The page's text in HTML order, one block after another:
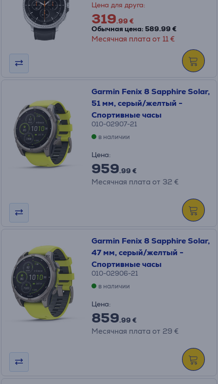
Цена для друга:
319.99 €
Обычная цена: 589.99 €
Месячная плата от 11 €
Garmin Fenix 8 Sapphire Solar,
51 мм, серый/желтый -
Спортивные часы
010-02907-21
в наличии
Цена:
959.99 €
Месячная плата от 32 €
Garmin Fenix 8 Sapphire Solar,
47 мм, серый/желтый -
Спортивные часы
010-02906-21
в наличии
Цена:
859.99 €
Месячная плата от 29 €